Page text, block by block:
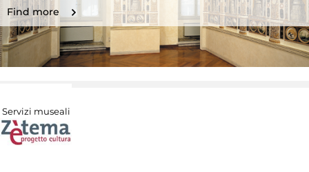
Find more
Servizi museali